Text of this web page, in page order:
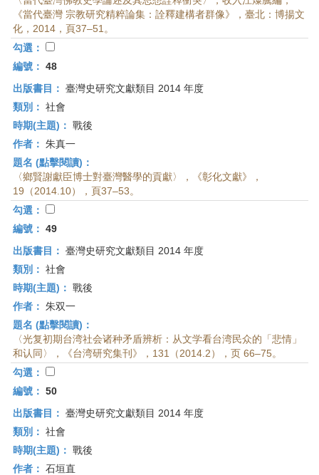
《當代臺灣 宗教研究精粹論集：詮釋建構者群像》，臺北：博揚文
化，2014，頁37–51。
勾選：
編號： 48
出版書目： 臺灣史研究文獻類目 2014 年度
類別： 社會
時期(主題)： 戰後
作者： 朱真一
題名 (點擊閱讀)：
〈鄉賢謝獻臣博士對臺灣醫學的貢獻〉，《彰化文獻》，
19（2014.10），頁37–53。
勾選：
編號： 49
出版書目： 臺灣史研究文獻類目 2014 年度
類別： 社會
時期(主題)： 戰後
作者： 朱双一
題名 (點擊閱讀)：
〈光复初期台湾社会诸种矛盾辨析：从文学看台湾民众的「悲情」
和认同〉，《台湾研究集刊》，131（2014.2），页 66–75。
勾選：
編號： 50
出版書目： 臺灣史研究文獻類目 2014 年度
類別： 社會
時期(主題)： 戰後
作者： 石垣直